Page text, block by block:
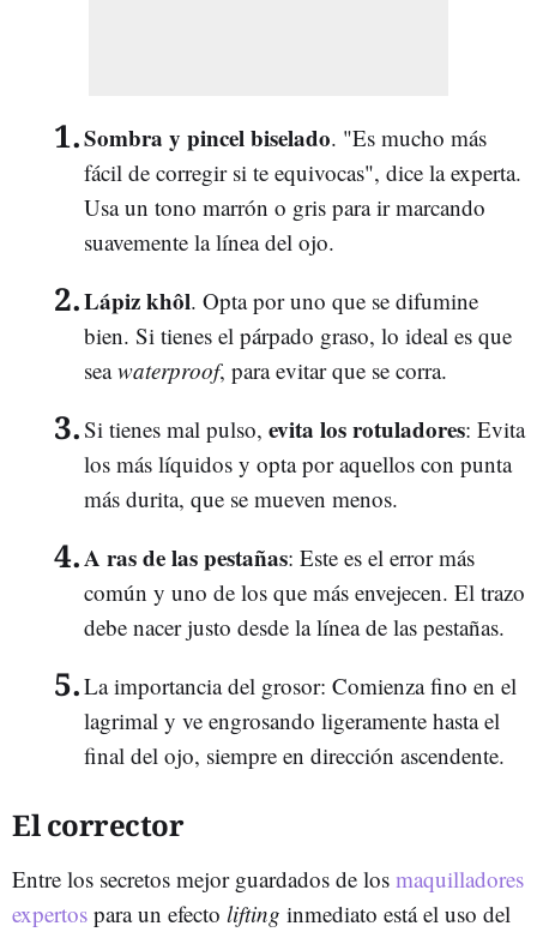
Sombra y pincel biselado. "Es mucho más
fácil de corregir si te equivocas", dice la experta.
Usa un tono marrón o gris para ir marcando
suavemente la línea del ojo.
Lápiz khôl. Opta por uno que se difumine
bien. Si tienes el párpado graso, lo ideal es que
seawaterproof, para evitar que se corra.
Si tienes mal pulso, evita los rotuladores: Evita
los más líquidos y opta por aquellos con punta
más durita, que se mueven menos.
A ras de las pestañas: Este es el error más
común y uno de los que más envejecen. El trazo
debe nacer justo desde la línea de las pestañas.
La importancia del grosor: Comienza fino en el
lagrimal y ve engrosando ligeramente hasta el
final del ojo, siempre en dirección ascendente.
El corrector
Entre los secretos mejor guardados de los maquilladores
expertos para un efecto lifting inmediato está el uso del